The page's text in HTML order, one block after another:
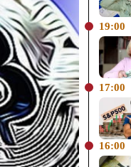
19:00
17:00
16:00